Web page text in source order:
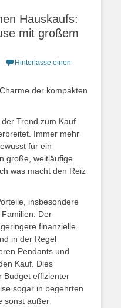
Hauskaufs:
mit großem
Hinterlasse einen
der kompakten
Trend zum Kauf
Immer mehr
für ein
große, weitläufige
was macht den Reiz
insbesondere
Der
finanzielle
in der Regel
Pendants und
Kauf. Dies
Budget effizienter
sogar in begehrten
sonst außer